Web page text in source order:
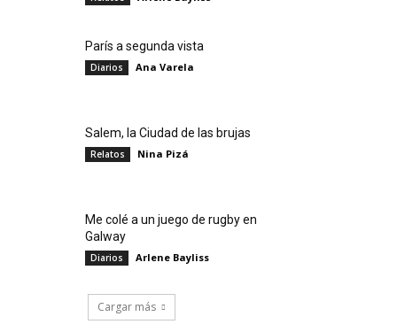
París a segunda vista
Diarios Ana Varela
Salem, la Ciudad de las brujas
Relatos Nina Pizá
Me colé a un juego de rugby en
Galway
Diarios Arlene Bayliss
Cargar más